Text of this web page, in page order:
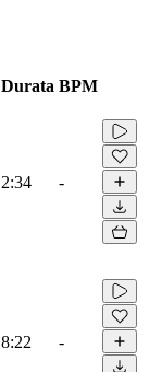
Durata BPM
2:34 -
8:22 -